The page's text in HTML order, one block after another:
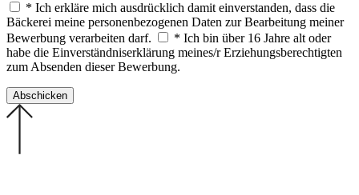
* Ich erkläre mich ausdrücklich damit einverstanden, dass die
Bäckerei meine personenbezogenen Daten zur Bearbeitung meiner
Bewerbung verarbeiten darf.
* Ich bin über 16 Jahre alt oder
habe die Einverständniserklärung meines/r Erziehungsberechtigten
zum Absenden dieser Bewerbung.